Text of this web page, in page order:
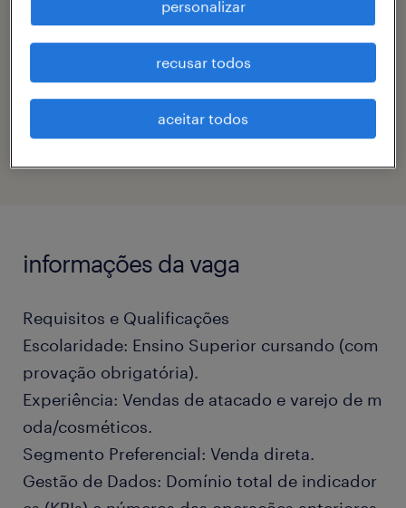
contato
código da vaga
eTalent_JP-180451
informações da vaga
Requisitos e Qualificações
Escolaridade: Ensino Superior cursando (com
provação obrigatória).
Experiência: Vendas de atacado e varejo de m
oda/cosméticos.
Segmento Preferencial: Venda direta.
Gestão de Dados: Domínio total de indicador
personalizar
recusar todos
aceitar todos